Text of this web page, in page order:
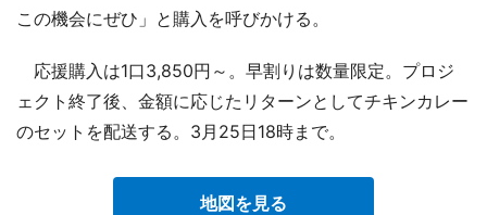
この機会にぜひ」と購入を呼びかける。
応援購入は1口3,850円～。早割りは数量限定。プロジ
ェクト終了後、金額に応じたリターンとしてチキンカレー
のセットを配送する。3月25日18時まで。
地図を見る